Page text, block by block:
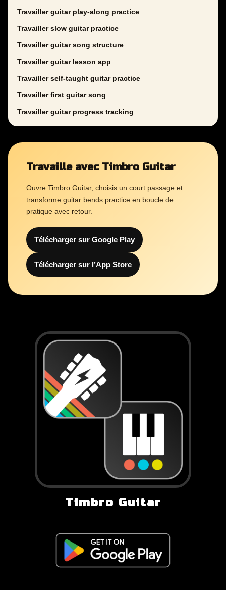
Travailler guitar play-along practice
Travailler slow guitar practice
Travailler guitar song structure
Travailler guitar lesson app
Travailler self-taught guitar practice
Travailler first guitar song
Travailler guitar progress tracking
Travaille avec Timbro Guitar
Ouvre Timbro Guitar, choisis un court passage et
transforme guitar bends practice en boucle de
pratique avec retour.
Télécharger sur Google Play
Télécharger sur l’App Store
Timbro Guitar